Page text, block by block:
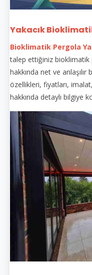
Yakacık
Bioklimatik Pergola
talep ettiğiniz
hakkında net ve
özellikleri, fiyatları,
hakkında detaylı bilgiye